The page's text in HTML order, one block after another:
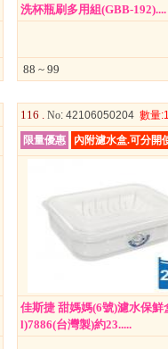
洗杯瓶刷多用組(GBB-192)....
88 ~ 99
116 . No: 42106050204 數量
限量優惠
內附濾水盒.可分開
佳斯捷 甜媽媽(6號)濾水保鮮
l)7886(台灣製)約23.....